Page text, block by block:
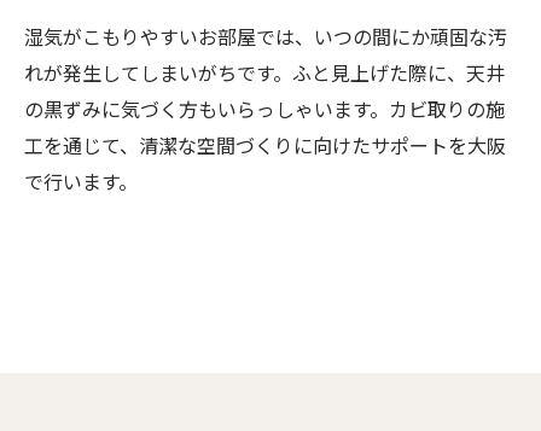
湿気がこもりやすいお部屋では、いつの間にか頑固な汚
れが発生してしまいがちです。ふと見上げた際に、天井
の黒ずみに気づく方もいらっしゃいます。カビ取りの施
工を通じて、清潔な空間づくりに向けたサポートを大阪
で行います。